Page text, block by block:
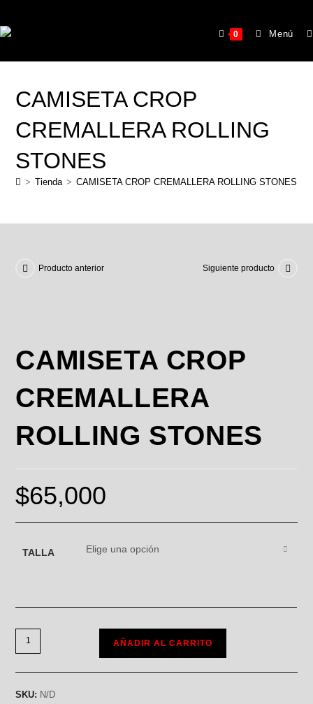
0 Menú
CAMISETA CROP
CREMALLERA ROLLING
STONES
> Tienda > CAMISETA CROP CREMALLERA ROLLING STONES
Producto anterior Siguiente producto
CAMISETA CROP
CREMALLERA
ROLLING STONES
$65,000
TALLA Elige una opción
AÑADIR AL CARRITO
SKU: N/D